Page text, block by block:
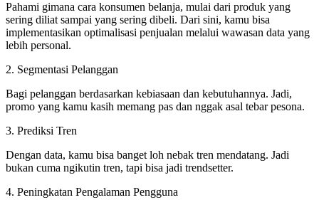
Pahami gimana cara konsumen belanja, mulai dari produk yang
sering diliat sampai yang sering dibeli. Dari sini, kamu bisa
implementasikan optimalisasi penjualan melalui wawasan data yang
lebih personal.
2. Segmentasi Pelanggan
Bagi pelanggan berdasarkan kebiasaan dan kebutuhannya. Jadi,
promo yang kamu kasih memang pas dan nggak asal tebar pesona.
3. Prediksi Tren
Dengan data, kamu bisa banget loh nebak tren mendatang. Jadi
bukan cuma ngikutin tren, tapi bisa jadi trendsetter.
4. Peningkatan Pengalaman Pengguna